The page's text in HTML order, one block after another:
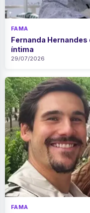
FAMA
Fernanda
íntima
29/07/2026
FAMA